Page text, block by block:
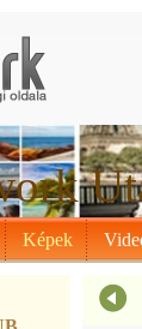
Képek